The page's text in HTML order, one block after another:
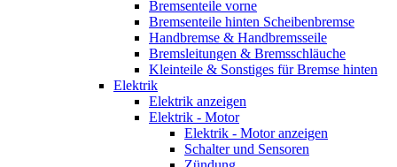
Bremsenteile vorne
Bremsenteile hinten Scheibenbremse
Handbremse & Handbremsseile
Bremsleitungen & Bremsschläuche
Kleinteile & Sonstiges für Bremse hinten
Elektrik
Elektrik anzeigen
Elektrik - Motor
Elektrik - Motor anzeigen
Schalter und Sensoren